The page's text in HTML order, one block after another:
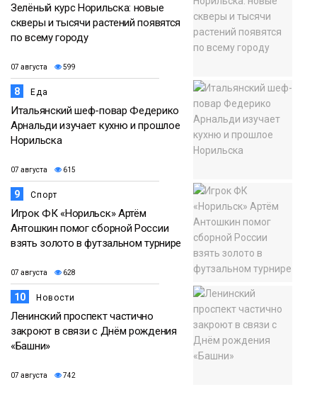
Зелёный курс Норильска: новые
скверы и тысячи растений появятся
по всему городу
07 августа 599
8 Еда
Итальянский шеф-повар Федерико
Арнальди изучает кухню и прошлое
Норильска
07 августа 615
9 Спорт
Игрок ФК «Норильск» Артём
Антошкин помог сборной России
взять золото в футзальном турнире
07 августа 628
10 Новости
Ленинский проспект частично
закроют в связи с Днём рождения
«Башни»
07 августа 742